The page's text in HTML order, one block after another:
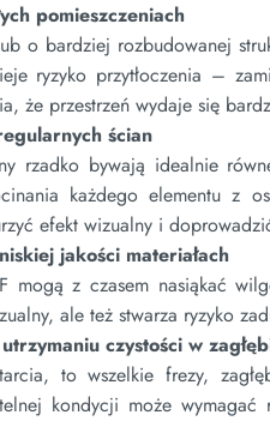
pomieszczeniach
o bardziej rozbudowanej
ryzyko przytłoczenia –
że przestrzeń wydaje się
ścian
rzadko bywają idealnie
każdego elementu z
efekt wizualny i
jakości materiałach
mogą z czasem nasiąkać
ale też stwarza ryzyko
czystości w
to wszelkie frezy,
kondycji może